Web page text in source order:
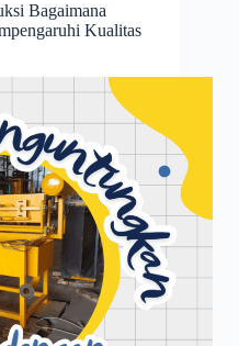
Bagaimana
Kualitas